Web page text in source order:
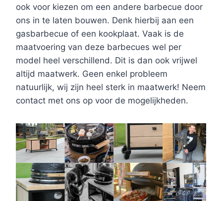
ook voor kiezen om een andere barbecue door
ons in te laten bouwen. Denk hierbij aan een
gasbarbecue of een kookplaat. Vaak is de
maatvoering van deze barbecues wel per
model heel verschillend. Dit is dan ook vrijwel
altijd maatwerk. Geen enkel probleem
natuurlijk, wij zijn heel sterk in maatwerk! Neem
contact met ons op voor de mogelijkheden.